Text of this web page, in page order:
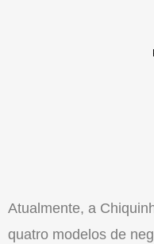
Atualmente, a
quatro modelos de